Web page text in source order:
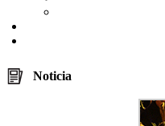
Noticia